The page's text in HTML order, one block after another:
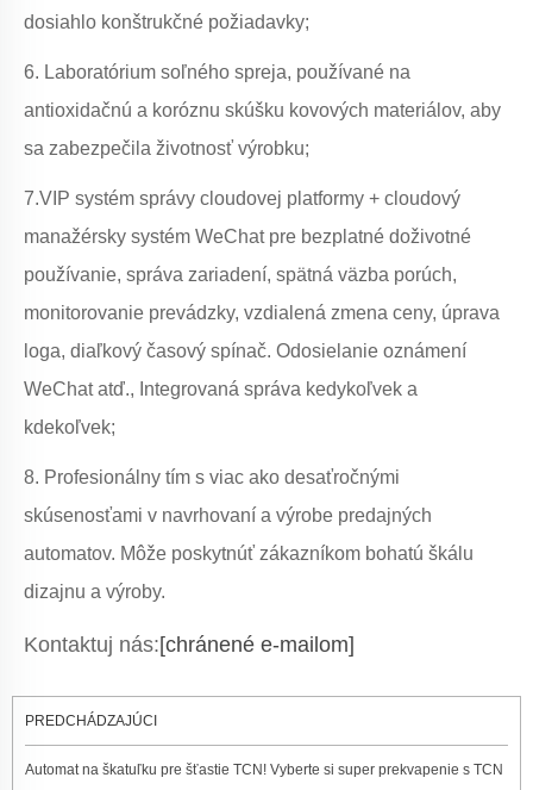
dosiahlo konštrukčné požiadavky;
6. Laboratórium soľného spreja, používané na
antioxidačnú a koróznu skúšku kovových materiálov, aby
sa zabezpečila životnosť výrobku;
7.VIP systém správy cloudovej platformy + cloudový
manažérsky systém WeChat pre bezplatné doživotné
používanie, správa zariadení, spätná väzba porúch,
monitorovanie prevádzky, vzdialená zmena ceny, úprava
loga, diaľkový časový spínač. Odosielanie oznámení
WeChat atď., Integrovaná správa kedykoľvek a
kdekoľvek;
8. Profesionálny tím s viac ako desaťročnými
skúsenosťami v navrhovaní a výrobe predajných
automatov. Môže poskytnúť zákazníkom bohatú škálu
dizajnu a výroby.
Kontaktuj nás:[chránené e-mailom]
PREDCHÁDZAJÚCI
Automat na škatuľku pre šťastie TCN! Vyberte si super prekvapenie s TCN